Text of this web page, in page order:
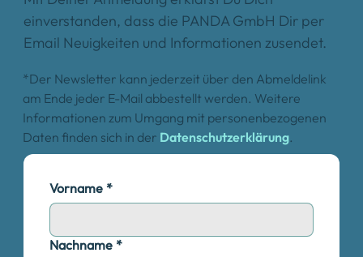
einverstanden, dass die PANDA GmbH Dir per
Email Neuigkeiten und Informationen zusendet.
*Der Newsletter kann jederzeit über den Abmeldelink
am Ende jeder E-Mail abbestellt werden. Weitere
Informationen zum Umgang mit personenbezogenen
Daten finden sich in der Datenschutzerklärung.
Vorname *
Nachname *